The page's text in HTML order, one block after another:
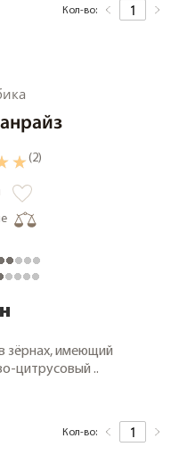
Кол-во:
(2)
зёрнах, имеющий
цитрусовый ..
Кол-во: